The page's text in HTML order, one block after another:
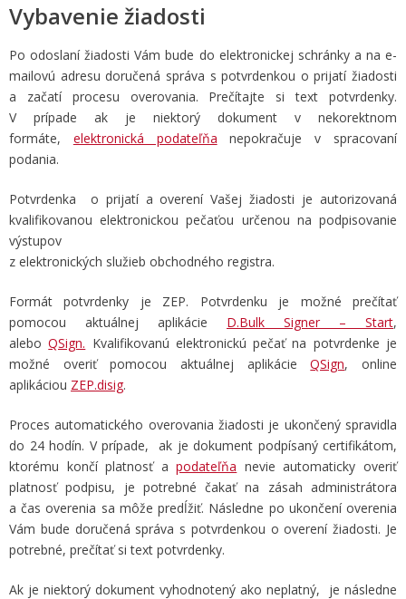
Vybavenie žiadosti
Po odoslaní žiadosti Vám bude do elektronickej schránky a na e-
mailovú adresu doručená správa s potvrdenkou o prijatí žiadosti
a začatí procesu overovania. Prečítajte si text potvrdenky.
V prípade ak je niektorý dokument v nekorektnom
formáte, elektronická podateľňa nepokračuje v spracovaní
podania.
Potvrdenka o prijatí a overení Vašej žiadosti je autorizovaná
kvalifikovanou elektronickou pečaťou určenou na podpisovanie
výstupov
z elektronických služieb obchodného registra.
Formát potvrdenky je ZEP. Potvrdenku je možné prečítať
pomocou aktuálnej aplikácie D.Bulk Signer – Start,
aleboQSign. Kvalifikovanú elektronickú pečať na potvrdenke je
možné overiť pomocou aktuálnej aplikácieQSign, online
aplikáciou ZEP.disig.
Proces automatického overovania žiadosti je ukončený spravidla
do 24 hodín. V prípade, ak je dokument podpísaný certifikátom,
ktorému končí platnosť apodateľňa nevie automaticky overiť
platnosť podpisu, je potrebné čakať na zásah administrátora
a čas overenia sa môže predĺžiť. Následne po ukončení overenia
Vám bude doručená správa s potvrdenkou o overení žiadosti. Je
potrebné, prečítať si text potvrdenky.
Ak je niektorý dokument vyhodnotený ako neplatný, je následne